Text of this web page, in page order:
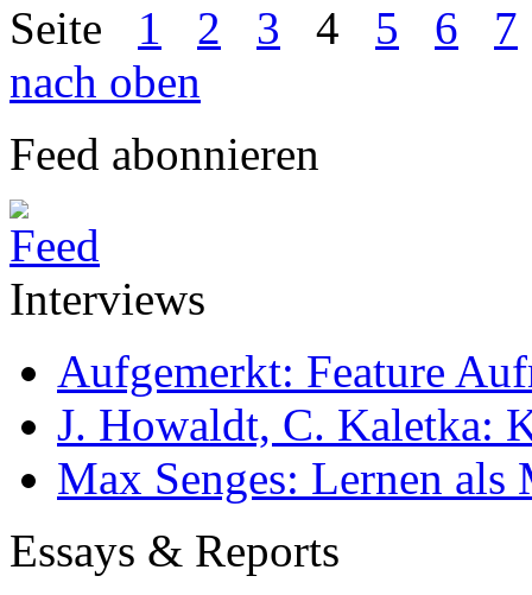
Seite 1 2 3 4 5 6
7
nach oben
Feed abonnieren
Interviews
Aufgemerkt: Feature
J. Howaldt, C. Kaletka:
Max Senges: Lernen als
Essays & Reports